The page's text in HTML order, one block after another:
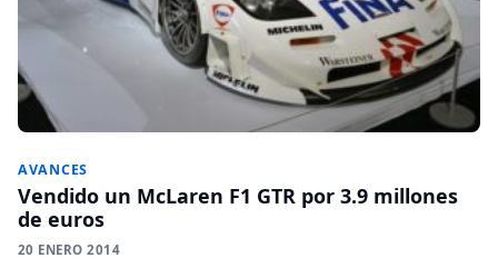
AVANCES
Vendido un McLaren F1 GTR por 3.9 millones
de euros
20 ENERO 2014